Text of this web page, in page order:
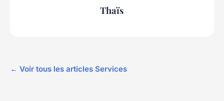
Thaïs
← Voir tous les articles Services